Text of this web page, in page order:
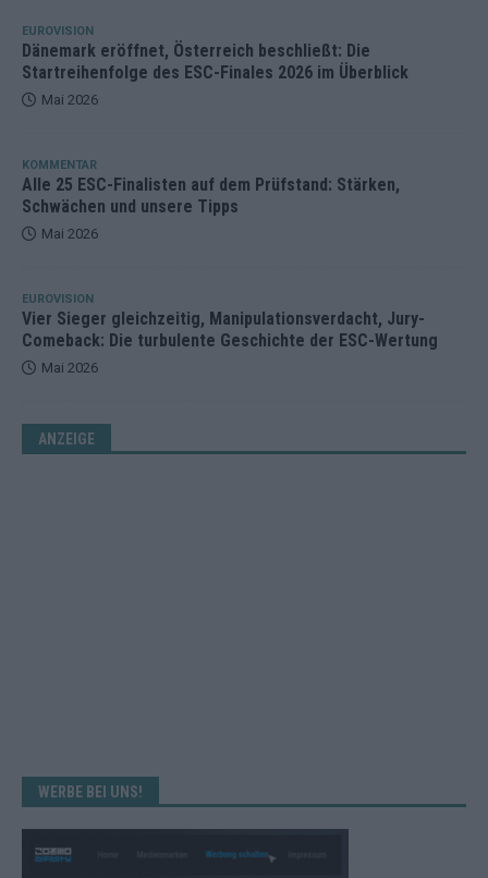
EUROVISION
Dänemark eröffnet, Österreich beschließt: Die
Startreihenfolge des ESC-Finales 2026 im Überblick
Mai 2026
KOMMENTAR
Alle 25 ESC-Finalisten auf dem Prüfstand: Stärken,
Schwächen und unsere Tipps
Mai 2026
EUROVISION
Vier Sieger gleichzeitig, Manipulationsverdacht, Jury-
Comeback: Die turbulente Geschichte der ESC-Wertung
Mai 2026
ANZEIGE
WERBE BEI UNS!